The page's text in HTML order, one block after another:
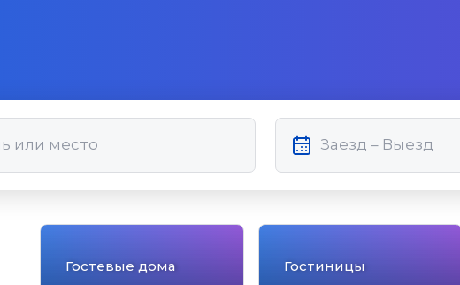
Гостевые дома Гостиницы